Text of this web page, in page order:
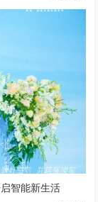
智能新生活